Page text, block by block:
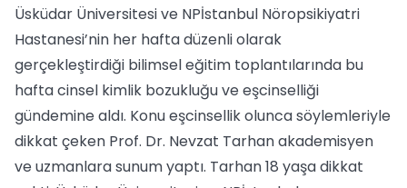
Üsküdar Üniversitesi ve NPİstanbul Nöropsikiyatri
Hastanesi’nin her hafta düzenli olarak
gerçekleştirdiği bilimsel eğitim toplantılarında bu
hafta cinsel kimlik bozukluğu ve eşcinselliği
gündemine aldı. Konu eşcinsellik olunca söylemleriyle
dikkat çeken Prof. Dr. Nevzat Tarhan akademisyen
ve uzmanlara sunum yaptı. Tarhan 18 yaşa dikkat